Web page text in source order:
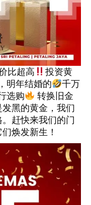
比超高
投资黄
明年结婚的
千万
选购
转换旧金
黑的黄金，我们
赶快来我们的门
焕发新生！